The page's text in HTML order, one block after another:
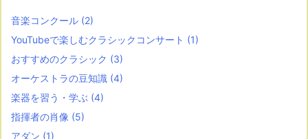
音楽コンクール (2)
YouTubeで楽しむクラシックコンサート (1)
おすすめのクラシック (3)
オーケストラの豆知識 (4)
楽器を習う・学ぶ (4)
指揮者の肖像 (5)
アダン (1)